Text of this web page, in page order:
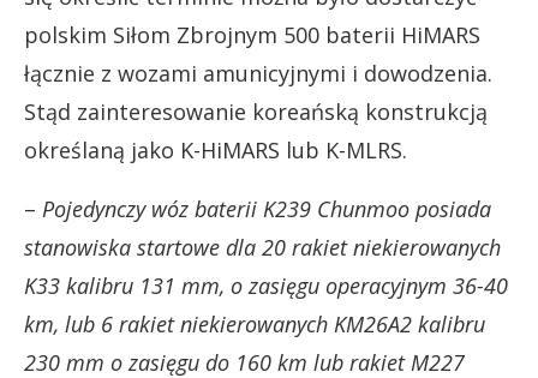
polskim Siłom Zbrojnym 500 baterii HiMARS
łącznie z wozami amunicyjnymi i dowodzenia.
Stąd zainteresowanie koreańską konstrukcją
określaną jako K-HiMARS lub K-MLRS.
– Pojedynczy wóz baterii K239 Chunmoo posiada
stanowiska startowe dla 20 rakiet niekierowanych
K33 kalibru 131 mm, o zasięgu operacyjnym 36-40
km, lub 6 rakiet niekierowanych KM26A2 kalibru
230 mm o zasięgu do 160 km lub rakiet M227